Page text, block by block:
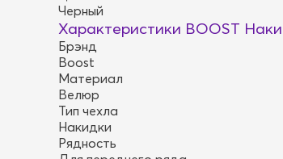
Черный
Характеристики BOOST
Брэнд
Boost
Материал
Велюр
Тип чехла
Накидки
Рядность